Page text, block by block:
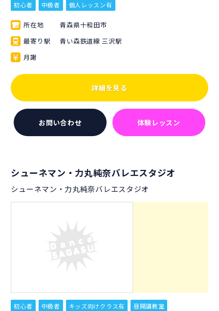
初心者 中級者 個人レッスン有
所在地
青森県十和田市
最寄り駅
青い森鉄道線 三沢駅
月謝
詳細を見る
お問い合わせ 体験レッスン
シューネマン・力丸純奈バレエスタジオ
シューネマン・力丸純奈バレエスタジオ
初心者 中級者 キッズ向けクラス有
昼開講教室